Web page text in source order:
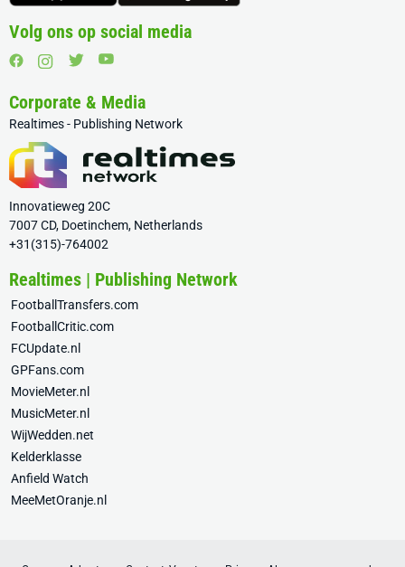
Volg ons op social media
Corporate & Media
Realtimes - Publishing Network
Innovatieweg 20C
7007 CD, Doetinchem, Netherlands
+31(315)-764002
Realtimes | Publishing Network
FootballTransfers.com
FootballCritic.com
FCUpdate.nl
GPFans.com
MovieMeter.nl
MusicMeter.nl
WijWedden.net
Kelderklasse
Anfield Watch
MeeMetOranje.nl